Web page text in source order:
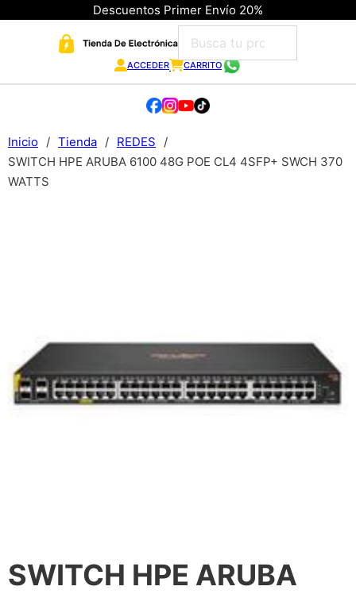
Descuentos Primer Envío 20%
ACCEDER CARRITO
Inicio / Tienda / REDES
/
SWITCH HPE ARUBA 6100 48G POE CL4 4SFP+ SWCH 370
WATTS
SWITCH HPE ARUBA